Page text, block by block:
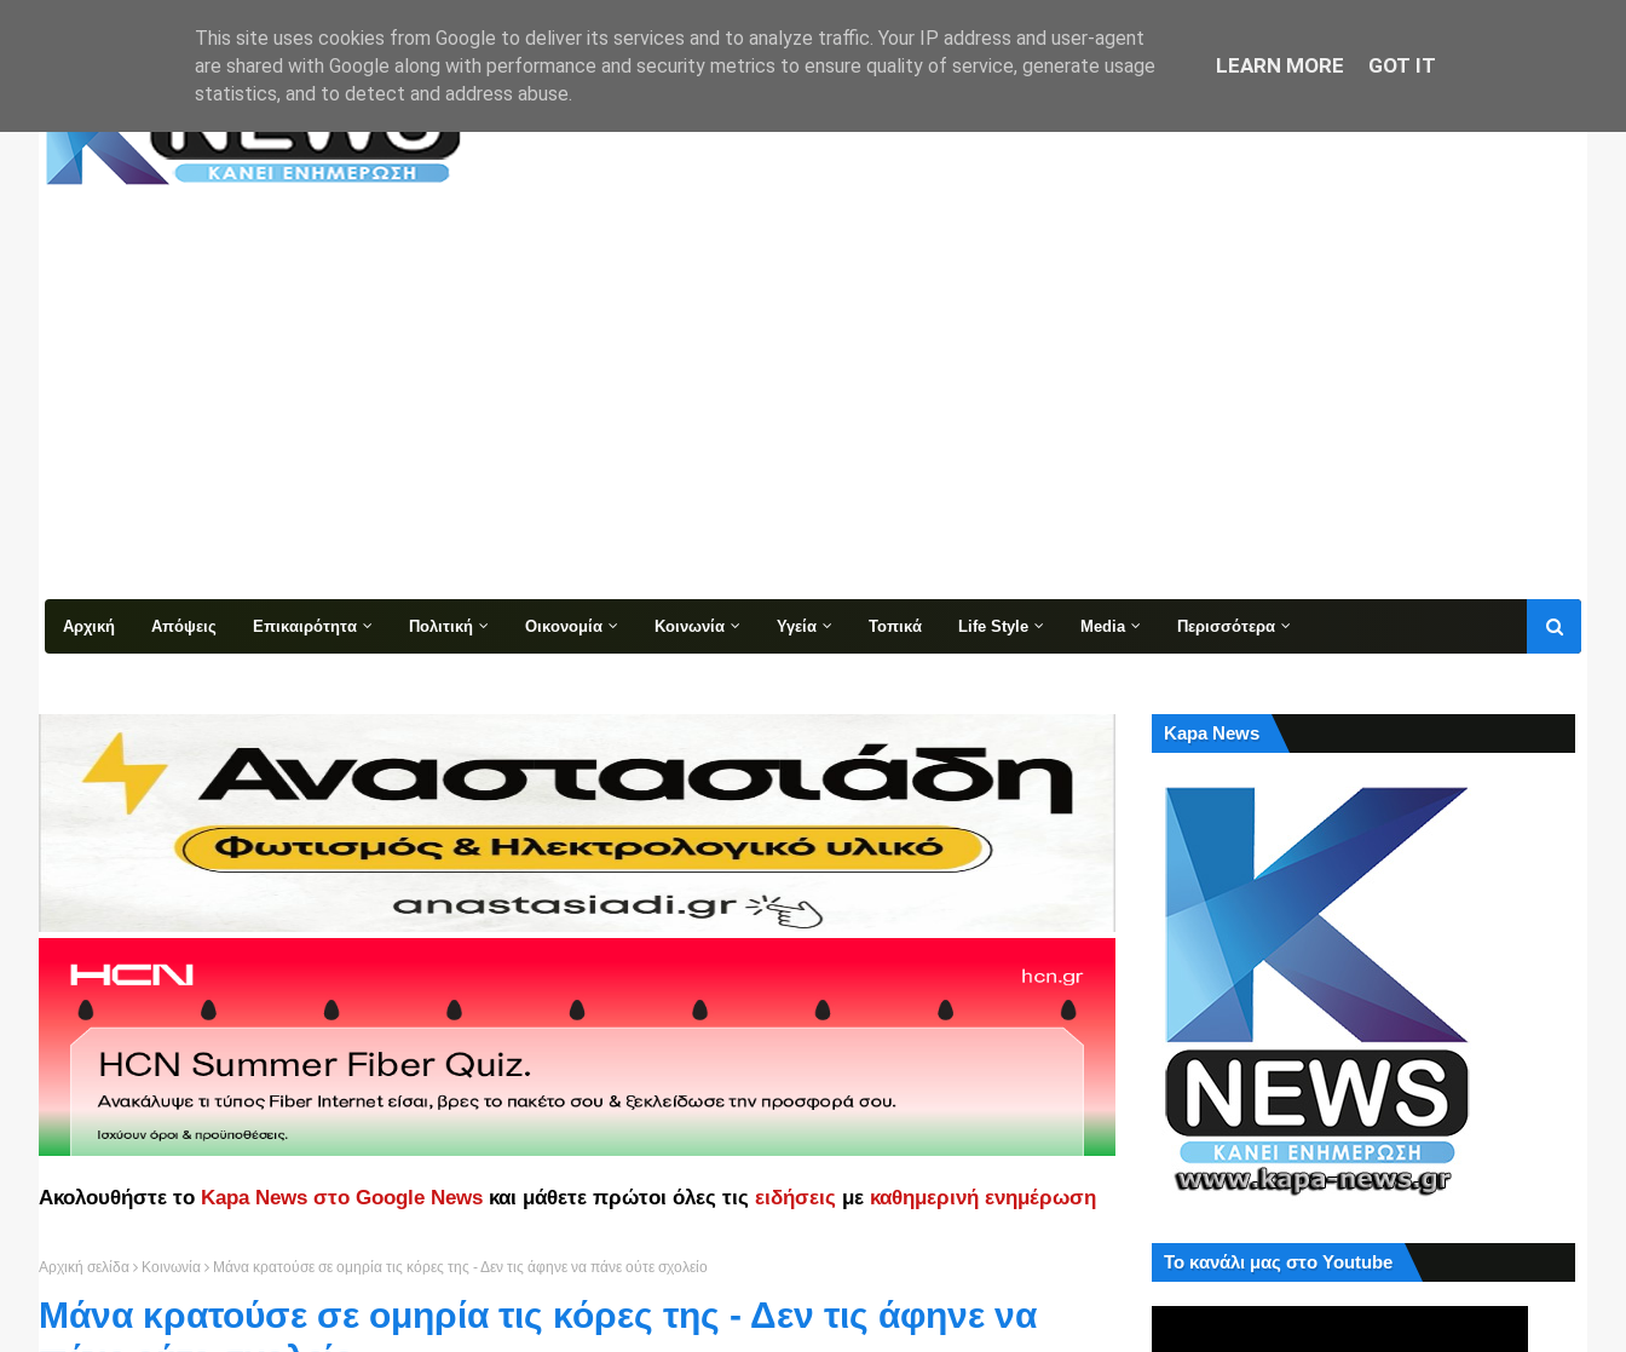
Αρχική Απόψεις Επικαιρότητα Πολιτική Οικονομία Κοινωνία Υγεία Τοπικά Life Style Media Περισσότερα
Ακολουθήστε το Kapa News στο Google News και μάθετε πρώτοι όλες τις ειδήσεις με καθημερινή ενημέρωση
Αρχική σελίδα Κοινωνία Μάνα κρατούσε σε ομηρία τις κόρες της - Δεν τις άφηνε να πάνε ούτε σχολείο
Μάνα κρατούσε σε ομηρία τις κόρες της - Δεν τις άφηνε να
Kapa News
Το κανάλι μας στο Youtube
This site uses cookies from Google to deliver its services and to analyze traffic. Your IP address and user-agent
are shared with Google along with performance and security metrics to ensure quality of service, generate usage
statistics, and to detect and address abuse.
LEARN MORE GOT IT